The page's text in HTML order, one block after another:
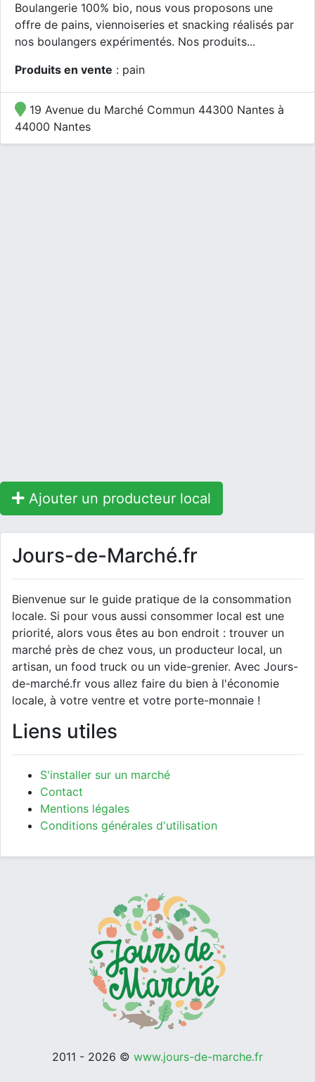
Boulangerie 100% bio, nous vous proposons une
offre de pains, viennoiseries et snacking réalisés par
nos boulangers expérimentés. Nos produits...
Produits en vente : pain
19 Avenue du Marché Commun 44300 Nantes à
44000 Nantes
Ajouter un producteur local
Jours-de-Marché.fr
Bienvenue sur le guide pratique de la consommation
locale. Si pour vous aussi consommer local est une
priorité, alors vous êtes au bon endroit : trouver un
marché près de chez vous, un producteur local, un
artisan, un food truck ou un vide-grenier. Avec Jours-
de-marché.fr vous allez faire du bien à l'économie
locale, à votre ventre et votre porte-monnaie !
Liens utiles
S'installer sur un marché
Contact
Mentions légales
Conditions générales d'utilisation
2011 - 2026 © www.jours-de-marche.fr